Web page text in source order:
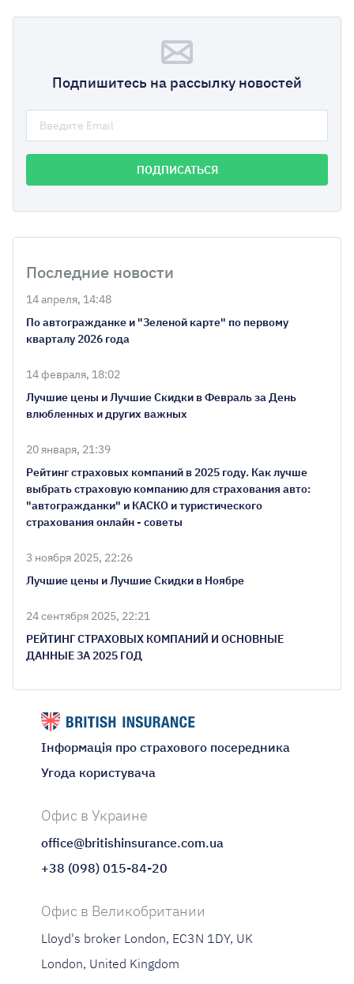
Подпишитесь на рассылку новостей
Последние новости
14 апреля, 14:48
По автогражданке и "Зеленой карте" по первому
кварталу 2026 года
14 февраля, 18:02
Лучшие цены и Лучшие Скидки в Февраль за День
влюбленных и других важных
20 января, 21:39
Рейтинг страховых компаний в 2025 году. Как лучше
выбрать страховую компанию для страхования авто:
"автогражданки" и КАСКО и туристического
страхования онлайн - советы
3 ноября 2025, 22:26
Лучшие цены и Лучшие Скидки в Ноябре
24 сентября 2025, 22:21
РЕЙТИНГ СТРАХОВЫХ КОМПАНИЙ И ОСНОВНЫЕ
ДАННЫЕ ЗА 2025 ГОД
Інформація про страхового посередника
Угода користувача
Офис в Украине
office@britishinsurance.com.ua
+38 (098) 015-84-20
Офис в Великобритании
Lloyd's broker London, EC3N 1DY, UK
London, United Kingdom